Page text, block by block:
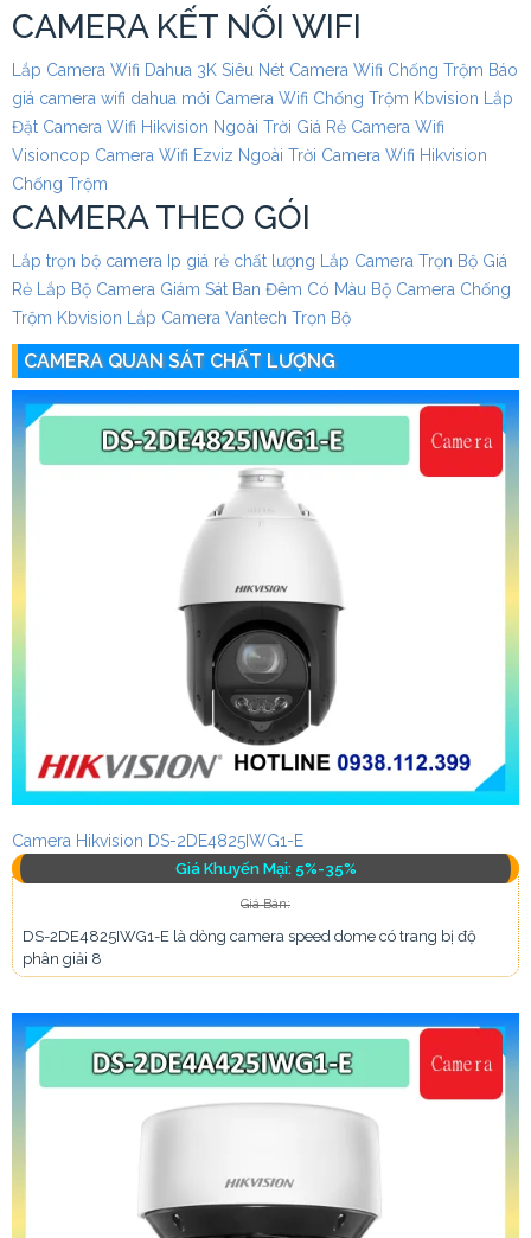
CAMERA KẾT NỐI WIFI
Lắp Camera Wifi Dahua 3K Siêu Nét Camera Wifi Chống Trộm Báo
giá camera wifi dahua mới Camera Wifi Chống Trộm Kbvision Lắp
Đặt Camera Wifi Hikvision Ngoài Trời Giá Rẻ Camera Wifi
Visioncop Camera Wifi Ezviz Ngoài Trời Camera Wifi Hikvision
Chống Trộm
CAMERA THEO GÓI
Lắp trọn bộ camera Ip giá rẻ chất lượng Lắp Camera Trọn Bộ Giá
Rẻ Lắp Bộ Camera Giám Sát Ban Đêm Có Màu Bộ Camera Chống
Trộm Kbvision Lắp Camera Vantech Trọn Bộ
CAMERA QUAN SÁT CHẤT LƯỢNG
Camera Hikvision DS-2DE4825IWG1-E
Giá Khuyến Mại: 5%-35%
Giá Bán:
DS-2DE4825IWG1-E là dòng camera speed dome có trang bị độ
phân giải 8